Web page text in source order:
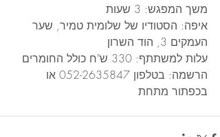
משך המפגש: 3 שעות
איפה: הסטודיו של שלומית טמיר, שער
העמקים 3, הוד השרון
עלות למשתתף: 330 ש"ח כולל החומרים
הרשמה: בטלפון 052-2635847 או
בכפתור מתחת